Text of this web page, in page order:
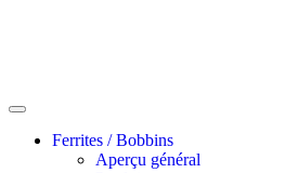
Ferrites / Bobbins
Aperçu général